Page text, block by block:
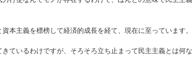
本主義を標榜して経済的成長を経て、現在に至っています。
ているわけですが、そろそろ立ち止まって民主主義とは何